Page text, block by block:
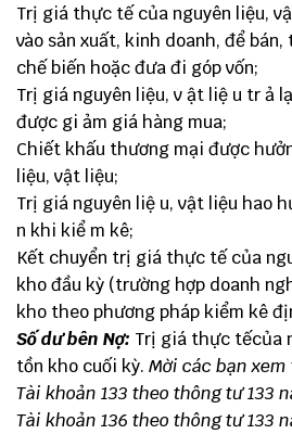
Trị giá thực tế của nguyên liệu,
vào sản xuất, kinh doanh, để
chế biến hoặc đưa đi góp vốn;
Trị giá nguyên liệu, v ật liệ u tr ả
được gi ảm giá hàng mua;
Chiết khấu thương mại được
liệu, vật liệu;
Trị giá nguyên liệ u, vật liệu hao
n khi kiể m kê;
Kết chuyển trị giá thực tế của
kho đầu kỳ (trường hợp doanh
kho theo phương pháp kiểm kê
Số dư bên Nợ: Trị giá thực tếcủa
tồn kho cuối kỳ. Mời các bạn
Tài khoản 133 theo thông tư 133
Tài khoản 136 theo thông tư 133